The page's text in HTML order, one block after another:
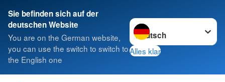
Sie befinden sich auf der
deutschen Website
You are on the German website,
you can use the switch to switch to
the English one
Sprache wechseln zu
Alles klar